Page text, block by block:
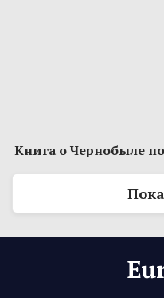
Книга о Чернобыле